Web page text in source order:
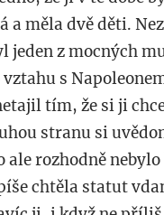
a měla dvě děti.
jeden z mocných
vztahu s
tím, že si ji
stranu si
ale rozhodně
chtěla statut